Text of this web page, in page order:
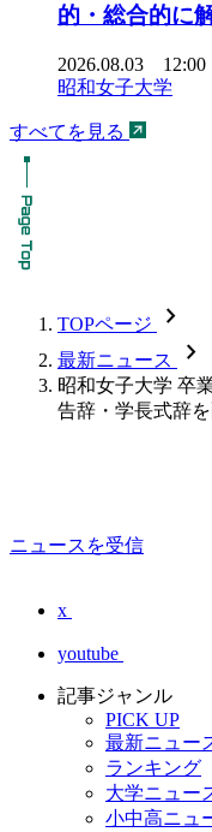
的・総合的に
2026.08.03 12:00
昭和女子大学
すべてを見る
TOPページ chevron_forward
最新ニュース chevron_forward
昭和女子大学 卒
告辞・学長式辞
ニュースを受信
x
youtube
記事ジャンル
PICK UP
最新ニュー
ランキング
大学ニュー
小中高ニュ